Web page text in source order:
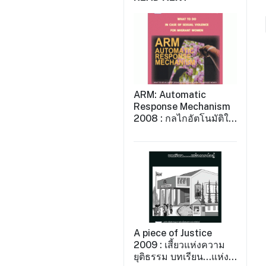
ARM: Automatic
Response Mechanism
2008 : กลไกอัตโนมัติใน
แรงงานข้ามชาติหญิง
2008
A piece of Justice
2009 : เสี้ยวแห่งความ
ยุติธรรม บทเรียน...แห่ง